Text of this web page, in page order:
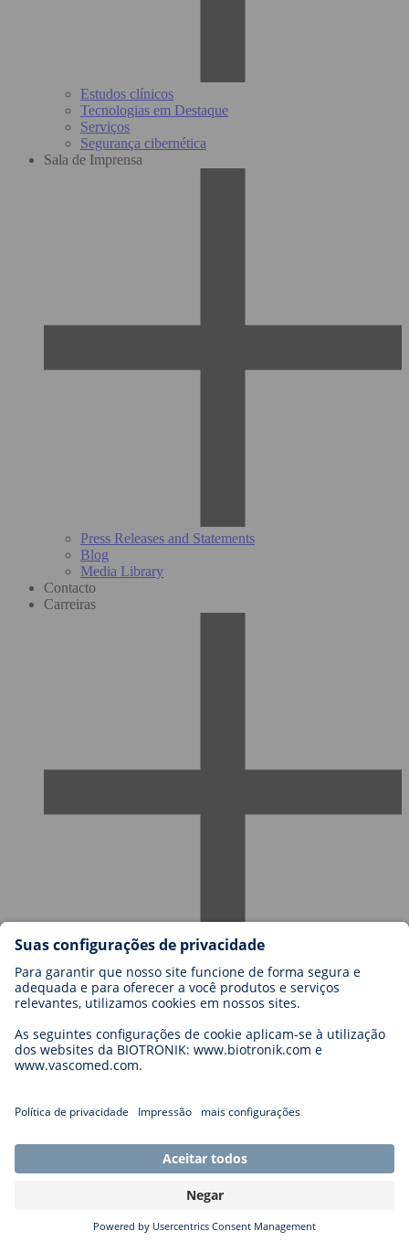
Estudos clínicos
Tecnologias em Destaque
Serviços
Segurança cibernética
Sala de Imprensa
Press Releases and Statements
Blog
Media Library
Contacto
Carreiras
Carreiras na BIOTRONIK
Níveis de carreira
Candidatura
Oportunidades de carreira
Cookie Settings
Legal Disclaimer
Copyright © 2026 Biotronik. All rights reserved.